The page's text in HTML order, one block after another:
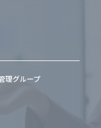
理グループ